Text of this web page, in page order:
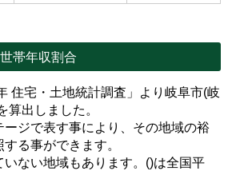
帯年収割合
住宅・土地統計調査」より岐阜市(岐
算出しました。
ジで表す事により、その地域の裕
る事ができます。
ない地域もあります。()は全国平